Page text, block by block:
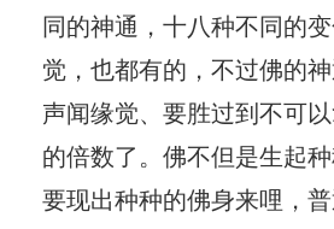
同的神通，十八种不同的
觉，也都有的，不过佛的
声闻缘觉、要胜过到不可
的倍数了。佛不但是生起
要现出种种的佛身来哩，